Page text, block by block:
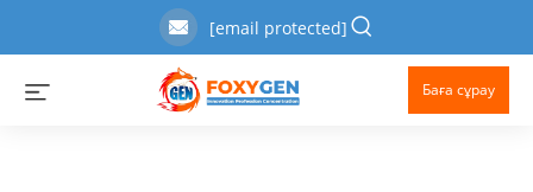
[email protected]
Баға сұрау